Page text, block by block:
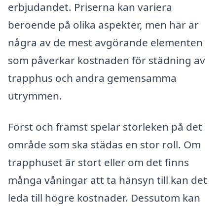
erbjudandet. Priserna kan variera
beroende på olika aspekter, men här är
några av de mest avgörande elementen
som påverkar kostnaden för städning av
trapphus och andra gemensamma
utrymmen.
Först och främst spelar storleken på det
område som ska städas en stor roll. Om
trapphuset är stort eller om det finns
många våningar att ta hänsyn till kan det
leda till högre kostnader. Dessutom kan